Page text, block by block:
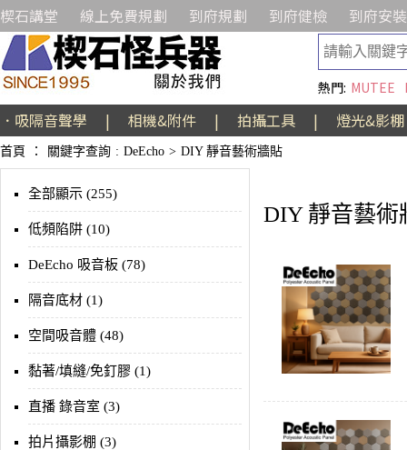
楔石講堂 線上免費規劃 到府規劃 到府健檢 到府安裝
熱門: MUTEE
．吸隔音聲學 | 相機&附件 | 拍攝工具 | 燈光&影棚
首頁 ： 關鍵字查詢 : DeEcho > DIY 靜音藝術牆貼
全部顯示 (255)
低頻陷阱 (10)
DeEcho 吸音板 (78)
隔音底材 (1)
空間吸音體 (48)
黏著/填縫/免釘膠 (1)
直播 錄音室 (3)
拍片攝影棚 (3)
DIY 靜音藝術